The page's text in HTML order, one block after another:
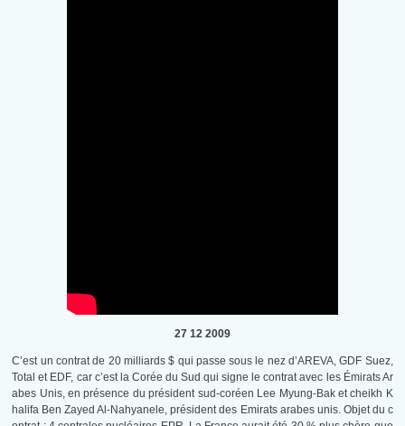
27 12 2009
C’est un contrat de 20 milliards $ qui passe sous le nez d’AREVA, GDF Suez,
Total et EDF, car c’est la Corée du Sud qui signe le contrat avec les Émirats Ar
abes Unis, en présence du président sud-coréen Lee Myung-Bak et cheikh K
halifa Ben Zayed Al-Nahyanele, président des Emirats arabes unis. Objet du c